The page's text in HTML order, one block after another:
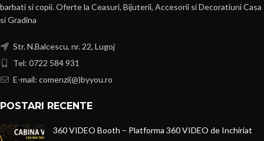
barbati si copii. Oferte la Ceasuri, Bijuterii, Accesorii si Decoratiuni Casa
si Gradina
Str. N.Balcescu, nr. 22, Lugoj
Tel: 0722 584 931
E-mail: comenzi(@)byyou.ro
POSTARI RECENTE
360 VIDEO Booth – Platforma 360 VIDEO de Inchiriat